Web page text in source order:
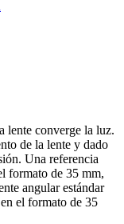
lente converge la luz.
de la lente y dado
Una referencia
formato de 35 mm,
angular estándar
el formato de 35